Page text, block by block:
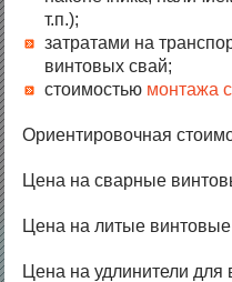
т.п.);
затратами на
винтовых свай;
стоимостью монтажа
Ориентировочная
Цена на сварные
Цена на литые
Цена на удлинители для